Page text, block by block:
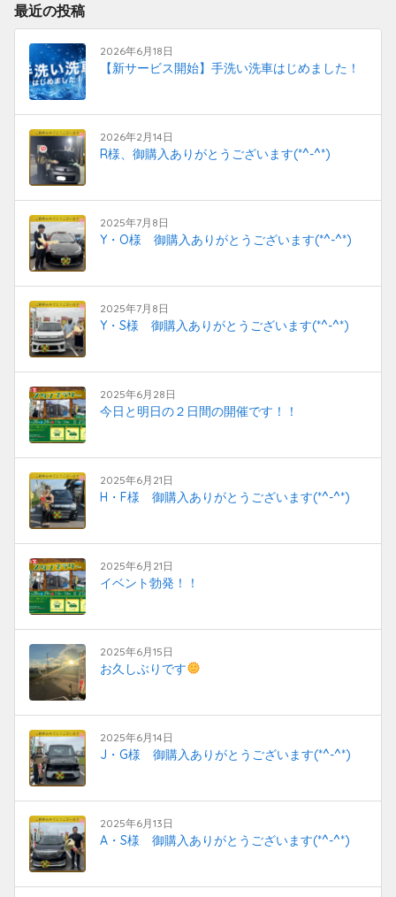
最近の投稿
2026年6月18日
【新サービス開始】手洗い洗車はじめました！
2026年2月14日
R様、御購入ありがとうございます(*^-^*)
2025年7月8日
Y・O様 御購入ありがとうございます(*^-^*)
2025年7月8日
Y・S様 御購入ありがとうございます(*^-^*)
2025年6月28日
今日と明日の２日間の開催です！！
2025年6月21日
H・F様 御購入ありがとうございます(*^-^*)
2025年6月21日
イベント勃発！！
2025年6月15日
お久しぶりです
2025年6月14日
J・G様 御購入ありがとうございます(*^-^*)
2025年6月13日
A・S様 御購入ありがとうございます(*^-^*)